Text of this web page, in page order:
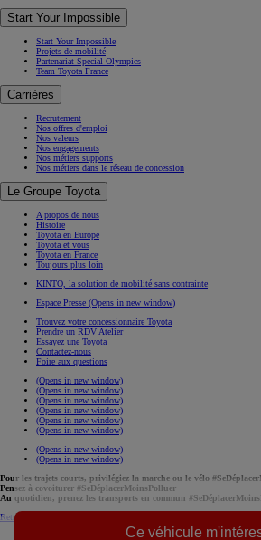
Ce véhicule
Start Your Impossible
Start Your Impossible
Projets de mobilité
Partenariat Special Olympics
Team Toyota France
Carrières
Recrutement
Nos offres d'emploi
Nos valeurs
Nos engagements
Nos métiers supports
Nos métiers dans le réseau de concession
Le Groupe Toyota
A propos de nous
Histoire
Toyota en Europe
Toyota et vous
Toyota en France
Toujours plus loin
KINTO, la solution de mobilité sans contrainte
Espace Presse (Opens in new window)
Trouvez votre concessionnaire Toyota
Prendre un RDV Atelier
Essayez une Toyota
Contactez-nous
Foire aux questions
(Opens in new window)
(Opens in new window)
(Opens in new window)
(Opens in new window)
(Opens in new window)
(Opens in new window)
(Opens in new window)
(Opens in new window)
Pour les trajets courts, privilégiez la marche ou le vélo
Pensez à covoiturer #SeDéplacerMoinsPolluer
Au quotidien, prenez les transports en commun
Retrouvez les étiquettes énergétiques de nos modèles